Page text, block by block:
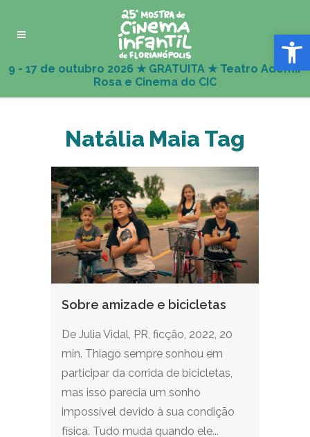
Abrir
Natália Maia Tag
Sobre amizade e bicicletas
De Julia Vidal, PR, ficção, 2022, 20
min. Thiago sempre sonhou em
participar da corrida de bicicletas,
mas isso parecia um sonho
impossível devido à sua condição
física. Tudo muda quando ele...